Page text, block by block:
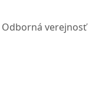
Odborná verejnosť